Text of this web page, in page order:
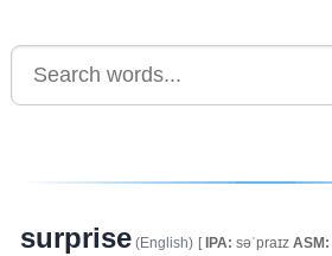
surprise (English) [IPA: səˈpraɪz ASM: